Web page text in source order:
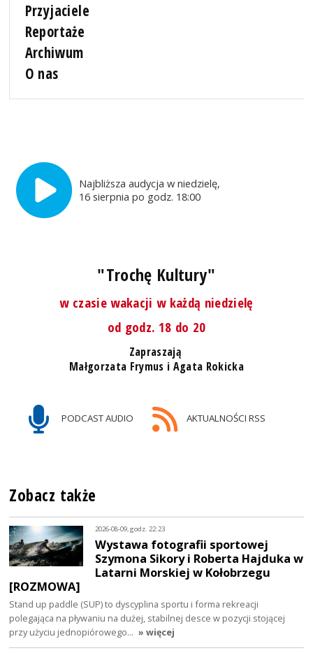
Przyjaciele
Reportaże
Archiwum
O nas
Najbliższa audycja w niedzielę,
16 sierpnia po godz. 18:00
"Trochę Kultury"
w czasie wakacji w każdą niedzielę
od godz. 18 do 20
Zapraszają
Małgorzata Frymus i Agata Rokicka
PODCAST AUDIO AKTUALNOŚCI RSS
Zobacz także
2026-08-09, godz. 22:23
Wystawa fotografii sportowej
Szymona Sikory i Roberta Hajduka w
Latarni Morskiej w Kołobrzegu
[ROZMOWA]
Stand up paddle (SUP) to dyscyplina sportu i forma rekreacji
polegająca na pływaniu na dużej, stabilnej desce w pozycji stojącej
przy użyciu jednopiórowego… » więcej